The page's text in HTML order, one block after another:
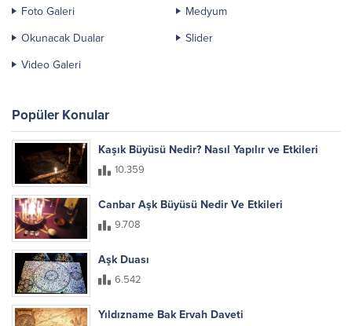
Foto Galeri
Medyum
Okunacak Dualar
Slider
Video Galeri
Popüler Konular
Kaşık Büyüsü Nedir? Nasıl Yapılır ve Etkileri
10.359
Canbar Aşk Büyüsü Nedir Ve Etkileri
9.708
Aşk Duası
6.542
Yıldızname Bak Ervah Daveti